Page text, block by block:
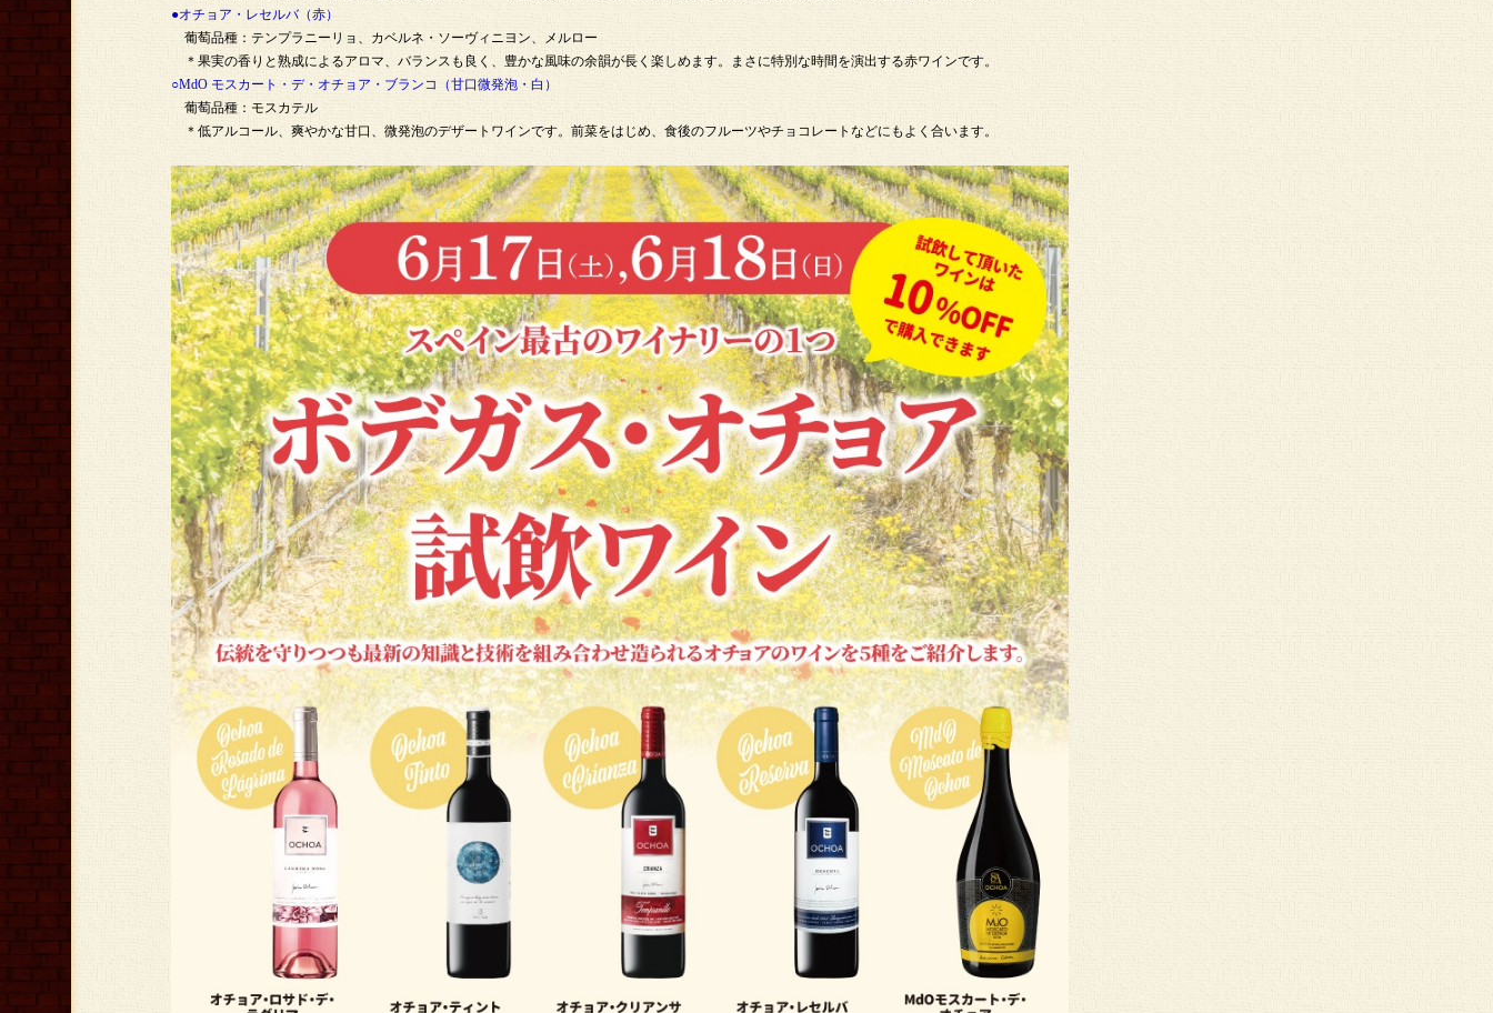
●オチョア・レセルバ（赤）
葡萄品種：テンプラニーリョ、カベルネ・ソーヴィニヨン、メルロー
＊果実の香りと熟成によるアロマ、バランスも良く、豊かな風味の余韻が長く楽しめます。まさに特別な時間を演出する赤ワインです。
○MdO モスカート・デ・オチョア・ブランコ（甘口微発泡・白）
葡萄品種：モスカテル
＊低アルコール、爽やかな甘口、微発泡のデザートワインです。前菜をはじめ、食後のフルーツやチョコレートなどにもよく合います。